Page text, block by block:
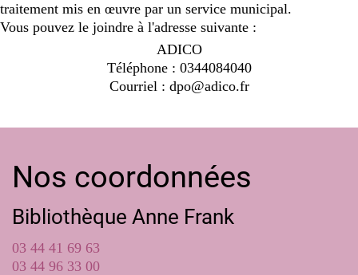
traitement mis en œuvre par un service municipal.
Vous pouvez le joindre à l'adresse suivante :
ADICO
Téléphone : 0344084040
Courriel : dpo@adico.fr
Nos coordonnées
Bibliothèque Anne Frank
03 44 41 69 63
03 44 96 33 00